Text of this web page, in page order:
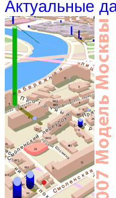
Актуальные